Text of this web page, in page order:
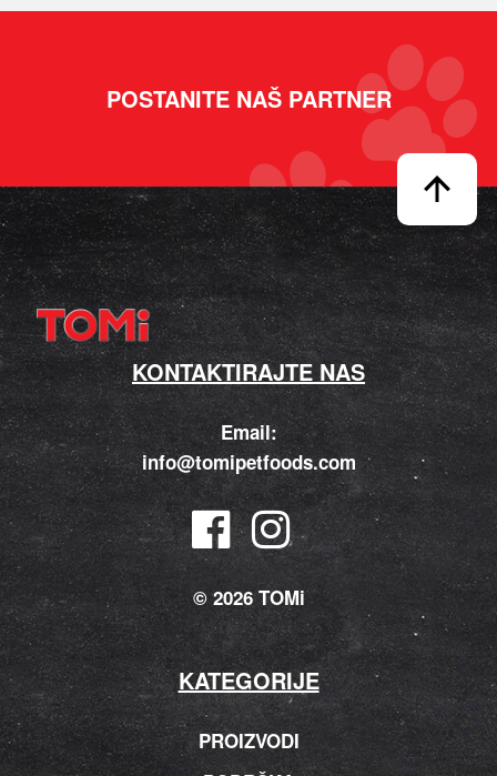
POSTANITE NAŠ PARTNER
KONTAKTIRAJTE NAS
Email:
info@tomipetfoods.com
© 2026 TOMi
KATEGORIJE
PROIZVODI